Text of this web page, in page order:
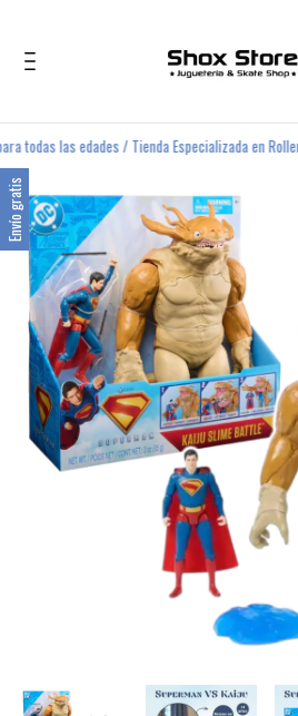
las edades / Tienda Especializada en Rollers -
Envío gratis